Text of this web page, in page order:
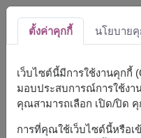
ช่อกุหลาบสีขาวและลิลลี่สีข
คุณภาพดี พร้อมดอกยิปโซแล
วันเกิด งานรับปริญญา หรือ
สินค้าแบบที่ใกล้เคียงกัน ได้
ตั้งค่าคุกกี้ นโยบาย
เว็บไซต์นี้มีการใช้งานคุกกี้
มอบประสบการณ์การใช้ง
คุณสามารถเลือก เปิด/ปิด
การที่คุณใช้เว็บไซต์นี้หรือ